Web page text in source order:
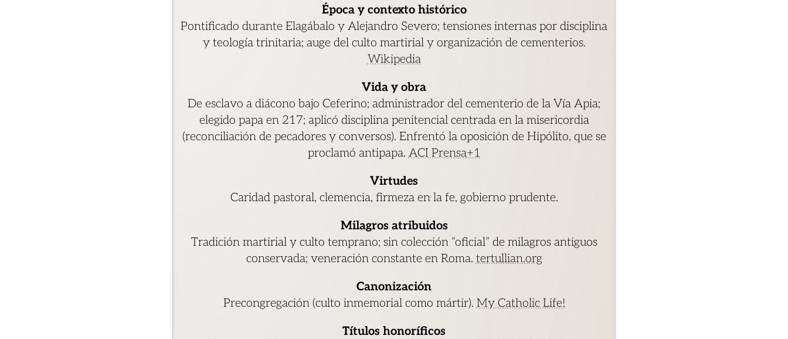
Época y contexto histórico
Pontificado durante Elagábalo y Alejandro Severo; tensiones internas por disciplina
y teología trinitaria; auge del culto martirial y organización de cementerios.
Wikipedia
Vida y obra
De esclavo a diácono bajo Ceferino; administrador del cementerio de la Vía Apia;
elegido papa en 217; aplicó disciplina penitencial centrada en la misericordia
(reconciliación de pecadores y conversos). Enfrentó la oposición de Hipólito, que se
proclamó antipapa. ACI Prensa+1
Virtudes
Caridad pastoral, clemencia, firmeza en la fe, gobierno prudente.
Milagros atribuidos
Tradición martirial y culto temprano; sin colección “oficial” de milagros antiguos
conservada; veneración constante en Roma. tertullian.org
Canonización
Precongregación (culto inmemorial como mártir). My Catholic Life!
Títulos honoríficos